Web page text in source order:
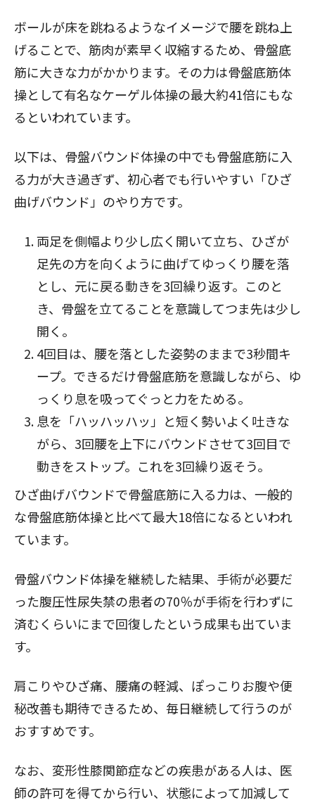
ボールが床を跳ねるようなイメージで腰を跳ね上
げることで、筋肉が素早く収縮するため、骨盤底
筋に大きな力がかかります。その力は骨盤底筋体
操として有名なケーゲル体操の最大約41倍にもな
るといわれています。
以下は、骨盤バウンド体操の中でも骨盤底筋に入
る力が大き過ぎず、初心者でも行いやすい「ひざ
曲げバウンド」のやり方です。
両足を側幅より少し広く開いて立ち、ひざが
足先の方を向くように曲げてゆっくり腰を落
とし、元に戻る動きを3回繰り返す。このと
き、骨盤を立てることを意識してつま先は少し
開く。
4回目は、腰を落とした姿勢のままで3秒間キ
ープ。できるだけ骨盤底筋を意識しながら、ゆ
っくり息を吸ってぐっと力をためる。
息を「ハッハッハッ」と短く勢いよく吐きな
がら、3回腰を上下にバウンドさせて3回目で
動きをストップ。これを3回繰り返そう。
ひざ曲げバウンドで骨盤底筋に入る力は、 一般的
な骨盤底筋体操と比べて最大18倍になる といわれ
ています。
骨盤バウンド体操を継続した結果、 手術が必要だ
った腹圧性尿失禁の患者の70％が手術を行わずに
済むくらいにまで回復したという成果も出ていま
す。
肩こりやひざ痛、腰痛の軽減、ぽっこりお腹や便
秘改善も期待できるため、毎日継続して行うのが
おすすめです。
なお、変形性膝関節症などの疾患がある人は、医
師の許可を得てから行い、状態によって加減して